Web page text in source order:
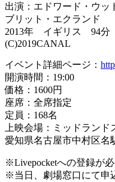
出演：エドワード・ウッ
ブリット・エクランド
2013年 イギリス 94分
(C)2019CANAL
イベント詳細ページ：
開演時間：19:00
価格：1600円
座席：全席指定
定員：168名
上映会場：ミッドランド
愛知県名古屋市中村区名
※Livepocketへの登録が
※当日、劇場窓口にて申